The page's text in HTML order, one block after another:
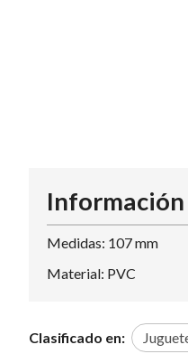
Información
Medidas: 107 mm
Material: PVC
Clasificado en: